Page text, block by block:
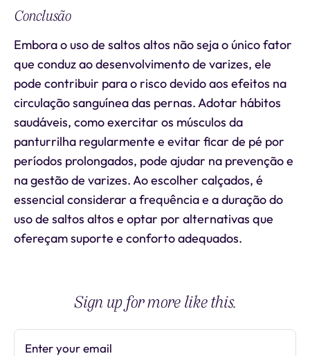
Conclusão
Embora o uso de saltos altos não seja o único fator
que conduz ao desenvolvimento de varizes, ele
pode contribuir para o risco devido aos efeitos na
circulação sanguínea das pernas. Adotar hábitos
saudáveis, como exercitar os músculos da
panturrilha regularmente e evitar ficar de pé por
períodos prolongados, pode ajudar na prevenção e
na gestão de varizes. Ao escolher calçados, é
essencial considerar a frequência e a duração do
uso de saltos altos e optar por alternativas que
ofereçam suporte e conforto adequados.
Sign up for more like this.
Enter your email